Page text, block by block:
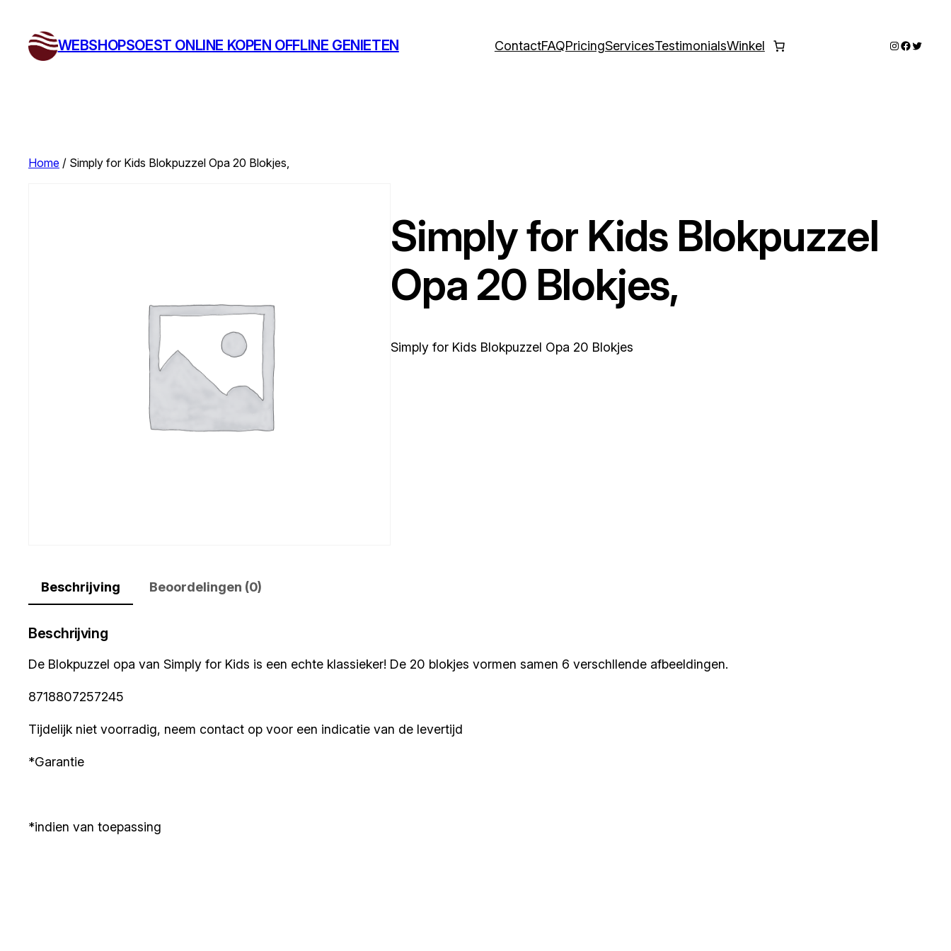
WEBSHOPSOEST ONLINE KOPEN OFFLINE GENIETEN ContactFAQPricingServicesTestimonialsWinkel Instagram
Twitter
Home / Simply for Kids Blokpuzzel Opa 20 Blokjes,
Simply for Kids Blokpuzzel
Opa 20 Blokjes,
Simply for Kids Blokpuzzel Opa 20 Blokjes
Beschrijving Beoordelingen (0)
Beschrijving
De Blokpuzzel opa van Simply for Kids is een echte klassieker! De 20 blokjes vormen samen 6 verschllende afbeeldingen.
8718807257245
Tijdelijk niet voorradig, neem contact op voor een indicatie van de levertijd
*Garantie
*indien van toepassing